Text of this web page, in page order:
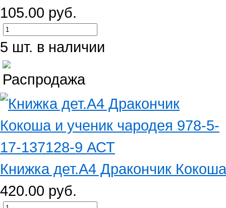
105.00 руб.
5 шт. в наличии
Книжка дет.А4 Дракончик
420.00 руб.